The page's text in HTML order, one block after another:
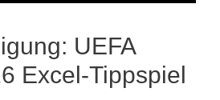
UEFA
Excel-Tippspiel